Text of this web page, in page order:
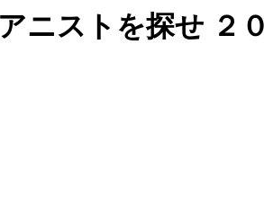
ニストを探せ ２